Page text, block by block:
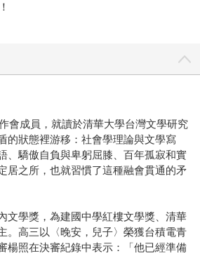
會成員，就讀於清華大學台灣文學研究
的狀態裡游移：社會學理論與文學寫
、驕傲自負與卑躬屈膝、百年孤寂和實
居之所，也就習慣了這種融會貫通的矛
文學獎，為建國中學紅樓文學獎、清華
。高三以〈晚安，兒子〉榮獲台積電青
楊照在決審紀錄中表示：「他已經準備